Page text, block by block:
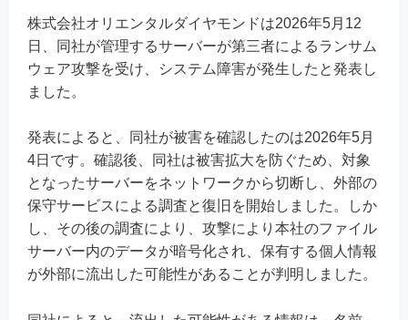
株式会社オリエンタルダイヤモンドは2026年5月12
日、同社が管理するサーバーが第三者によるランサム
ウェア攻撃を受け、システム障害が発生したと発表し
ました。
発表によると、同社が被害を確認したのは2026年5月
4日です。確認後、同社は被害拡大を防ぐため、対象
となったサーバーをネットワークから切断し、外部の
保守サービスによる調査と復旧を開始しました。しか
し、その後の調査により、攻撃により本社のファイル
サーバー内のデータが暗号化され、保有する個人情報
が外部に流出した可能性があることが判明しました。